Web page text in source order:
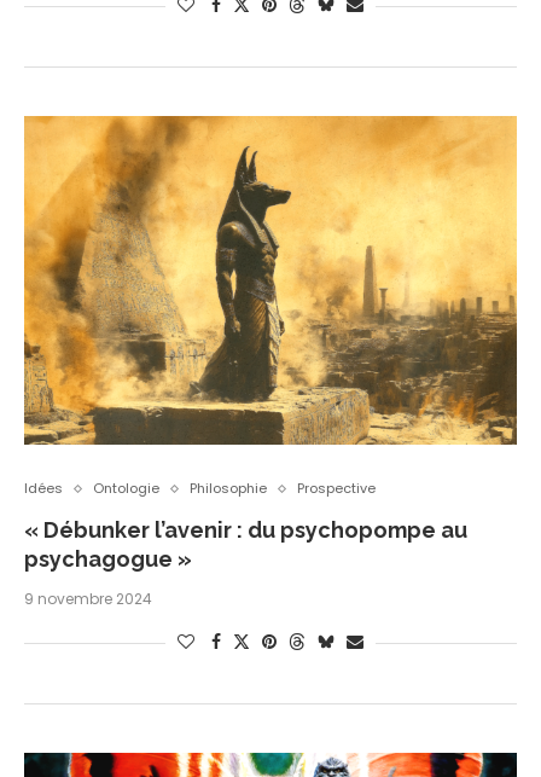
Idées Ontologie Philosophie Prospective
« Débunker l’avenir : du psychopompe au
psychagogue »
9 novembre 2024